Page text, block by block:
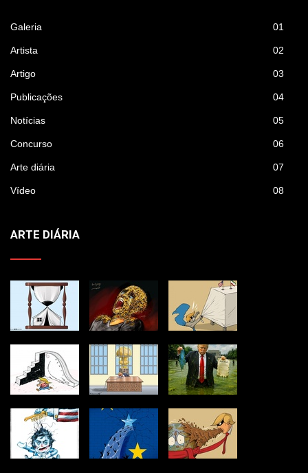
Galeria 01
Artista 02
Artigo 03
Publicações 04
Notícias 05
Concurso 06
Arte diária 07
Vídeo 08
ARTE DIÁRIA